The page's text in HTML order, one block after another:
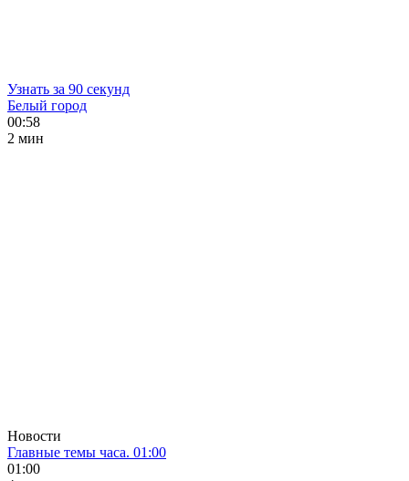
Узнать за 90 секунд
Белый город
00:58
2 мин
Новости
Главные темы часа. 01:00
01:00